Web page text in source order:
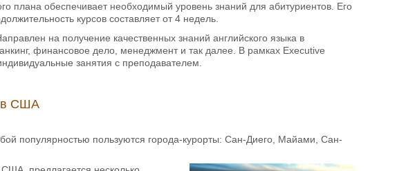
плана обеспечивает необходимый уровень знаний для абитуриентов. Его
курсов составляет от 4 недель.
на получение качественных знаний английского языка в
финансовое дело, менеджмент и так далее. В рамках Executive
занятия с преподавателем.
в США
популярностью пользуются города-курорты: Сан-Диего, Майами, Сан-